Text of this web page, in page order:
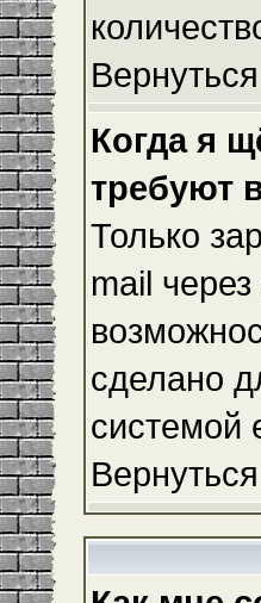
Когда я
требуют
Только
mail
сделано
системой